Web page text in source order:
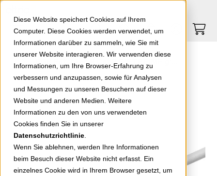
Diese Website speichert Cookies auf Ihrem
Computer. Diese Cookies werden verwendet, um
Informationen darüber zu sammeln, wie Sie mit
unserer Website interagieren. Wir verwenden diese
Informationen, um Ihre Browser-Erfahrung zu
verbessern und anzupassen, sowie für Analysen
und Messungen zu unseren Besuchern auf dieser
Website und anderen Medien. Weitere
Informationen zu den von uns verwendeten
Cookies finden Sie in unserer
Datenschutzrichtlinie
Wenn Sie ablehnen, werden Ihre Informationen
beim Besuch dieser Website nicht erfasst. Ein
einzelnes Cookie wird in Ihrem Browser gesetzt, um
Springe zu Hauptinhalt Springe zum Footer
0
zurück zur Übersicht